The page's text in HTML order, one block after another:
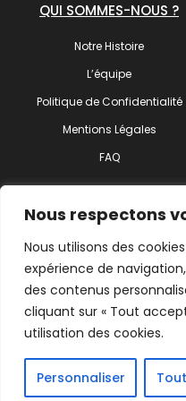
Nous respectons
Nous utilisons des
expérience de
des contenus
cliquant sur « Tout
utilisation des cookies.
Personnaliser
QUI SOMMES-NOUS ?
Notre Histoire
L’équipe
Politique de Confidentialité
Mentions Légales
FAQ
Trouvez
© 2026 ActionCOACH